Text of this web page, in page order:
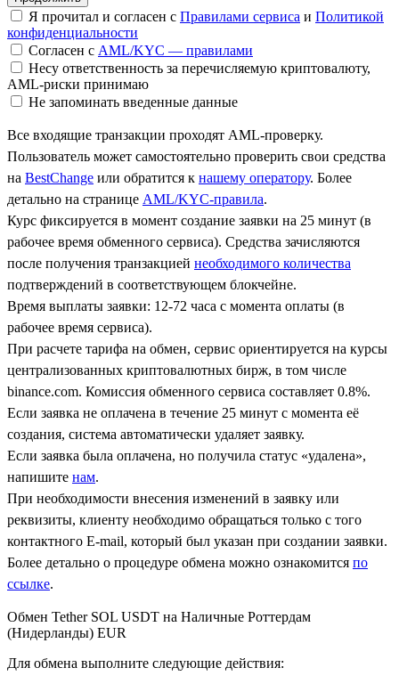
Я прочитал и согласен с Правилами сервиса и Политикой
конфиденциальности
Согласен с AML/KYC — правилами
Несу ответственность за перечисляемую криптовалюту,
AML-риски принимаю
Не запоминать введенные данные
Все входящие транзакции проходят AML-проверку.
Пользователь может самостоятельно проверить свои средства
на BestChange или обратится к нашему оператору. Более
детально на странице AML/KYC-правила.
Курс фиксируется в момент создание заявки на 25 минут (в
рабочее время обменного сервиса). Средства зачисляются
после получения транзакцией необходимого количества
подтверждений в соответствующем блокчейне.
Время выплаты заявки: 12-72 часа с момента оплаты (в
рабочее время сервиса).
При расчете тарифа на обмен, сервис ориентируется на курсы
централизованных криптовалютных бирж, в том числе
binance.com. Комиссия обменного сервиса составляет 0.8%.
Если заявка не оплачена в течение 25 минут с момента её
создания, система автоматически удаляет заявку.
Если заявка была оплачена, но получила статус «удалена»,
напишите нам.
При необходимости внесения изменений в заявку или
реквизиты, клиенту необходимо обращаться только с того
контактного Е-mail, который был указан при создании заявки.
Более детально о процедуре обмена можно ознакомится по
ссылке.
Обмен Tether SOL USDT на Наличные Роттердам
(Нидерланды) EUR
Для обмена выполните следующие действия: